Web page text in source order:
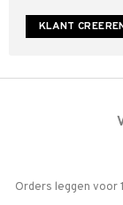
KLANT
Orders leggen voor